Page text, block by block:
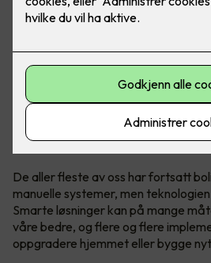
Når vi flytter er det mye å tenke
man kan glemme smarthuset. Hva
smarthuset når boligen bytter eier?
De aller fleste av oss har fortsatt
manuelle systemer, men
Smarte løsninger kan på mange
våre bedre, og flere og flere
oppgradere hjemmet eller bygge